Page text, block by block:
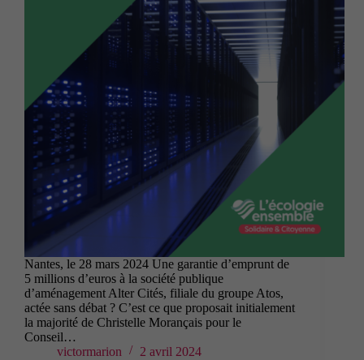
Nantes, le 28 mars 2024 Une garantie d’emprunt de
5 millions d’euros à la société publique
d’aménagement Alter Cités, filiale du groupe Atos,
actée sans débat ? C’est ce que proposait initialement
la majorité de Christelle Morançais pour le
Conseil…
victormarion
2 avril 2024